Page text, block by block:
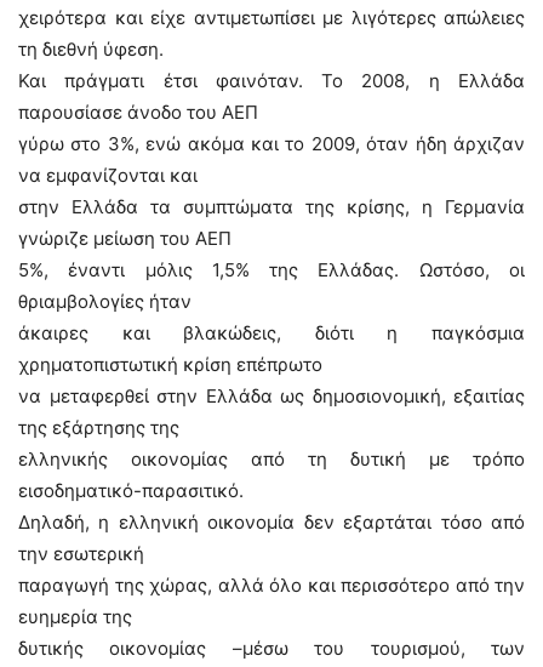
χειρότερα και είχε αντιμετωπίσει με λιγότερες απώλειες
τη διεθνή ύφεση.
Και πράγματι έτσι φαινόταν. Το 2008, η Ελλάδα
παρουσίασε άνοδο του ΑΕΠ
γύρω στο 3%, ενώ ακόμα και το 2009, όταν ήδη άρχιζαν
να εμφανίζονται και
στην Ελλάδα τα συμπτώματα της κρίσης, η Γερμανία
γνώριζε μείωση του ΑΕΠ
5%, έναντι μόλις 1,5% της Ελλάδας. Ωστόσο, οι
θριαμβολογίες ήταν
άκαιρες και βλακώδεις, διότι η παγκόσμια
χρηματοπιστωτική κρίση επέπρωτο
να μεταφερθεί στην Ελλάδα ως δημοσιονομική, εξαιτίας
της εξάρτησης της
ελληνικής οικονομίας από τη δυτική με τρόπο
εισοδηματικό-παρασιτικό.
Δηλαδή, η ελληνική οικονομία δεν εξαρτάται τόσο από
την εσωτερική
παραγωγή της χώρας, αλλά όλο και περισσότερο από την
ευημερία της
δυτικής οικονομίας –μέσω του τουρισμού, των